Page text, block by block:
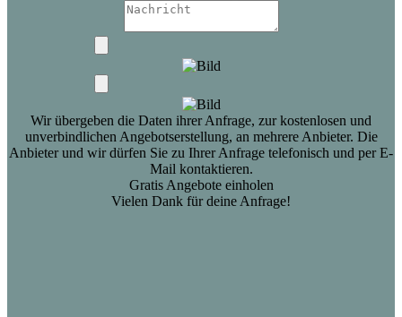
Wir übergeben die Daten ihrer Anfrage, zur kostenlosen und
unverbindlichen Angebotserstellung, an mehrere Anbieter. Die
Anbieter und wir dürfen Sie zu Ihrer Anfrage telefonisch und per E-
Mail kontaktieren.
Gratis Angebote einholen
Vielen Dank für deine Anfrage!